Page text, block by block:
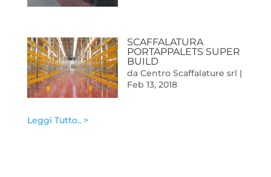
SCAFFALATURA
PORTAPPALETS SUPER
BUILD
da Centro Scaffalature srl |
Feb 13, 2018
Leggi Tutto.. >